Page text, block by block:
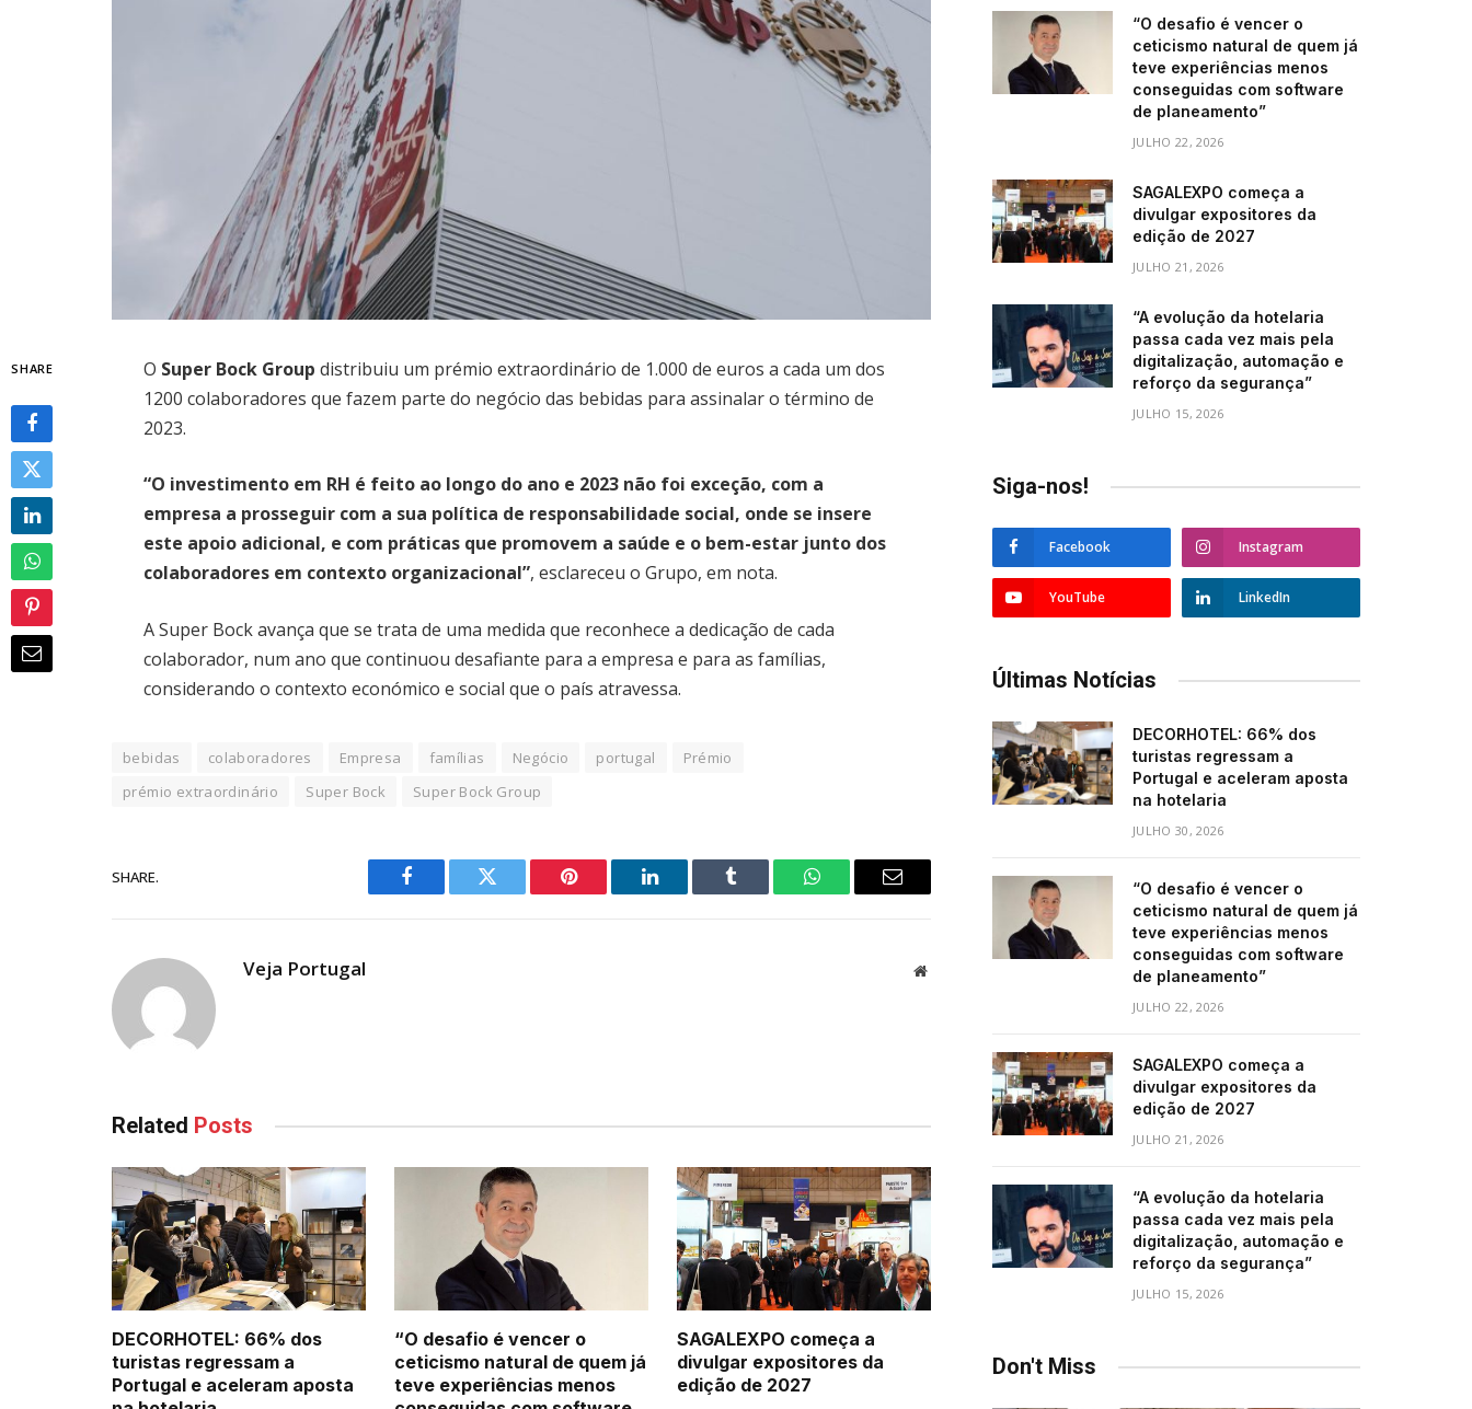
SHARE O Super Bock Group distribuiu um prémio extraordinário de 1.000 de euros a cada um dos
1200 colaboradores que fazem parte do negócio das bebidas para assinalar o término de
2023.
“O investimento em RH é feito ao longo do ano e 2023 não foi exceção, com a
empresa a prosseguir com a sua política de responsabilidade social, onde se insere
este apoio adicional, e com práticas que promovem a saúde e o bem-estar junto dos
colaboradores em contexto organizacional”, esclareceu o Grupo, em nota.
A Super Bock avança que se trata de uma medida que reconhece a dedicação de cada
colaborador, num ano que continuou desafiante para a empresa e para as famílias,
considerando o contexto económico e social que o país atravessa.
bebidas colaboradores Empresa famílias Negócio portugal
Prémio
prémio extraordinário
Super Bock Super Bock Group
SHARE.
Facebook Twitter Pinterest LinkedIn Tumblr WhatsAppEmail
Veja Portugal Website
Related Posts
DECORHOTEL: 66% dos
turistas regressam a
Portugal e aceleram aposta
“O desafio é vencer o
ceticismo natural de quem já
teve experiências menos
SAGALEXPO começa a
divulgar expositores da
edição de 2027
“O desafio é vencer o
ceticismo natural de quem já
teve experiências menos
conseguidas com software
de planeamento”
JULHO 22, 2026
SAGALEXPO começa a
divulgar expositores da
edição de 2027
JULHO 21, 2026
“A evolução da hotelaria
passa cada vez mais pela
digitalização, automação e
reforço da segurança”
JULHO 15, 2026
Siga-nos!
Facebook Instagram
YouTube LinkedIn
Últimas Notícias
DECORHOTEL: 66% dos
turistas regressam a
Portugal e aceleram aposta
na hotelaria
JULHO 30, 2026
“O desafio é vencer o
ceticismo natural de quem já
teve experiências menos
conseguidas com software
de planeamento”
JULHO 22, 2026
SAGALEXPO começa a
divulgar expositores da
edição de 2027
JULHO 21, 2026
“A evolução da hotelaria
passa cada vez mais pela
digitalização, automação e
reforço da segurança”
JULHO 15, 2026
Don't Miss